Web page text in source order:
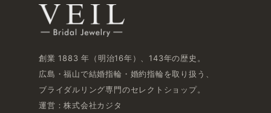
創業 1883 年​（明治16年）、​143年の​歴史。
広島・福山で​結婚指輪・婚約指輪を​取り扱う、​
ブライダルリング専門の​セレクトショップ。
運営：株式会社カジタ